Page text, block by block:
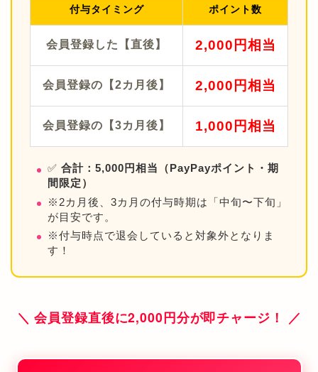
付与タイミング ポイント数
会員登録した【直後】 2,000円相当
会員登録の【2カ月後】 2,000円相当
会員登録の【3カ月後】 1,000円相当
✅ 合計：5,000円相当（PayPayポイント・期
間限定）
※2カ月後、3カ月の付与時期は「中旬〜下旬」
が目安です。
※付与時点で退会していると対象外となりま
す！
＼ 会員登録直後に2,000円分が即チャージ！ ／